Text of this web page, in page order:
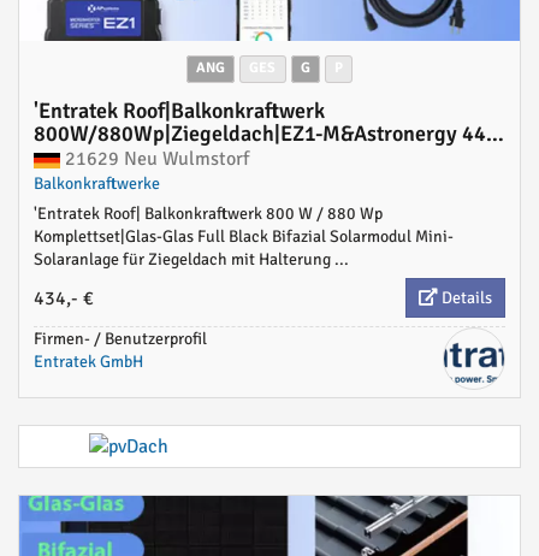
ANG G
'Entratek Roof|Balkonkraftwerk
800W/880Wp|Ziegeldach|EZ1-M&Astronergy 440
Bifazial&10m Schukokabel'
21629 Neu Wulmstorf
Balkonkraftwerke
'Entratek Roof| Balkonkraftwerk 800 W / 880 Wp
Komplettset|Glas-Glas Full Black Bifazial Solarmodul Mini-
Solaranlage für Ziegeldach mit Halterung ...
434,- €
Details
Firmen- / Benutzerprofil
Entratek GmbH